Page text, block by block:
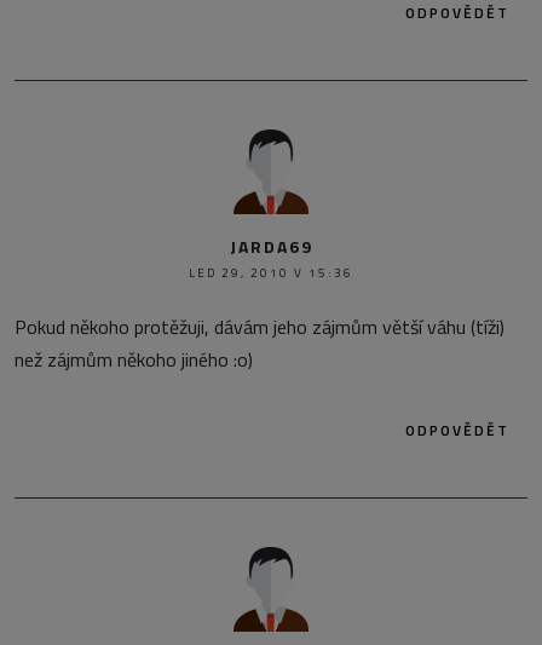
ODPOVĚDĚT
JARDA69
LED 29, 2010 V 15:36
Pokud někoho protěžuji, dávám jeho zájmům větší váhu (tíži)
než zájmům někoho jiného :o)
ODPOVĚDĚT